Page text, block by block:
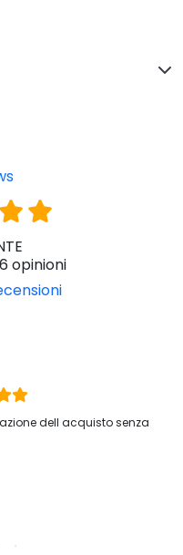
opinioni
dell acquisto senza